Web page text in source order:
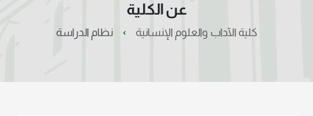
عن الكلية
كلية الآداب والعلوم الإنسانية نظام الدراسة